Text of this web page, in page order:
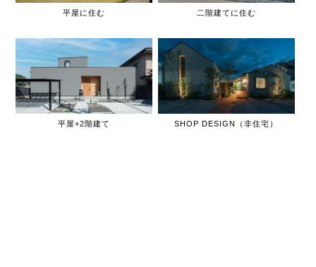
平屋に住む 二階建てに住む
平屋+2階建て SHOP DESIGN（非住宅）